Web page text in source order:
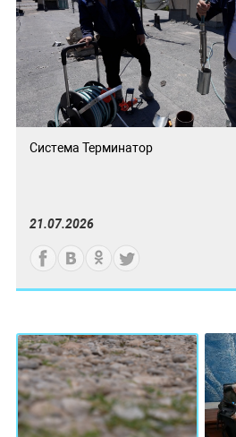
Система Терминатор
21.07.2026